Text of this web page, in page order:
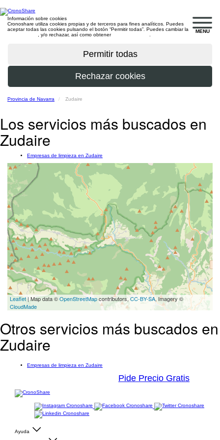
MENU
Información sobre cookies
Cronoshare utiliza cookies propias y de terceros para fines analíticos. Puedes
aceptar todas las cookies pulsando el botón “Permitir todas”. Puedes cambiar la
, y/o rechazar, así como obtener
Provincia de Navarra Zudaire
Los servicios más buscados en
Zudaire
Empresas de limpieza en Zudaire
Leaflet| Map data ©OpenStreetMapcontributors, CC-BY-SA, Imagery ©
CloudMade
Otros servicios más buscados en
Zudaire
Empresas de limpieza en Zudaire
Pide Precio Gratis
Ayuda